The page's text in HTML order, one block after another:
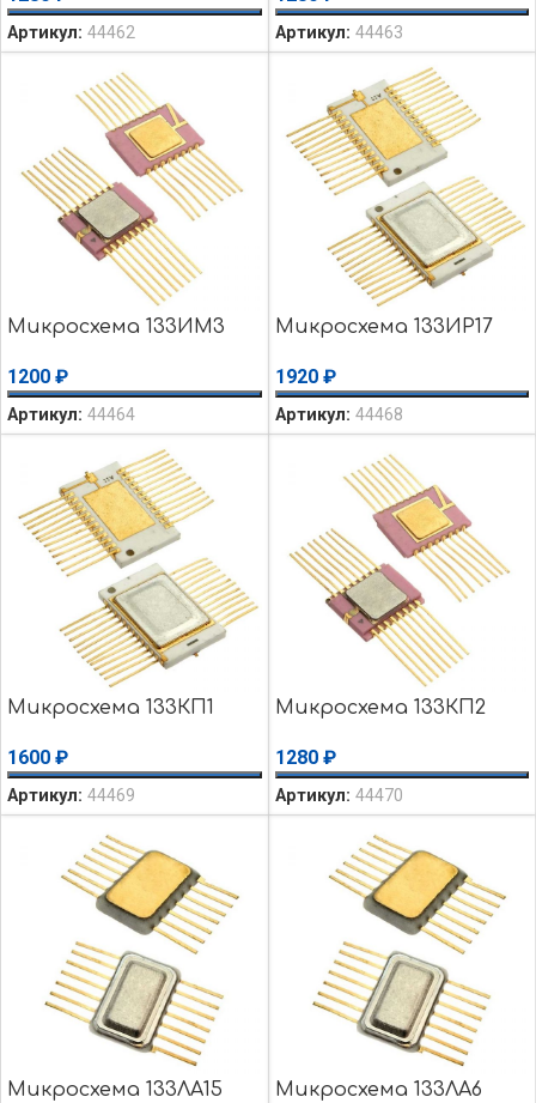
Артикул: 44462 Артикул: 44463
Микросхема 133ИМ3
1200 ₽
Артикул: 44464
Микросхема 133ИР17
1920 ₽
Артикул: 44468
Микросхема 133КП1
1600 ₽
Артикул: 44469
Микросхема 133КП2
1280 ₽
Артикул: 44470
Микросхема 133ЛА15 Микросхема 133ЛА6